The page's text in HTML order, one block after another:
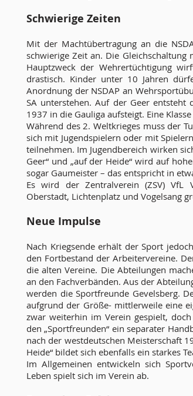
Schwierige Zeiten
Mit der Machtübertragung an die
schwierige Zeit an. Die
Hauptzweck der Wehrertüchtigung
drastisch. Kinder unter 10 Jahren
Anordnung der NSDAP an
SA unterstehen. Auf der Geer
1937 in die Gauliga aufsteigt. Eine
Während des 2. Weltkrieges muss der
sich mit Jugendspielern oder mit
teilnehmen. Im Jugendbereich wirken
Geer“ und „auf der Heide“ wird auf
sogar Gaumeister – das entspricht in
Es wird der Zentralverein (ZSV) VfL
Oberstadt, Lichtenplatz und Vogelsang
Neue Impulse
Nach Kriegsende erhält der Sport
den Fortbestand der Arbeitervereine.
die alten Vereine. Die Abteilungen
an den Fachverbänden. Aus der
werden die Sportfreunde Gevelsberg.
aufgrund der Größe- mittlerweile eine
zwar weiterhin im Verein gespielt,
den „Sportfreunden“ ein separater
nach der westdeutschen Meisterschaft
Heide“ bildet sich ebenfalls ein starkes
Im Allgemeinen entwickeln sich
Leben spielt sich im Verein ab.